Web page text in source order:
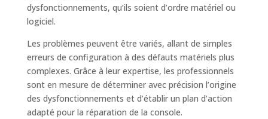
dysfonctionnements, qu’ils soient d’ordre matériel ou
logiciel.
Les problèmes peuvent être variés, allant de simples
erreurs de configuration à des défauts matériels plus
complexes. Grâce à leur expertise, les professionnels
sont en mesure de déterminer avec précision l’origine
des dysfonctionnements et d’établir un plan d’action
adapté pour la réparation de la console.